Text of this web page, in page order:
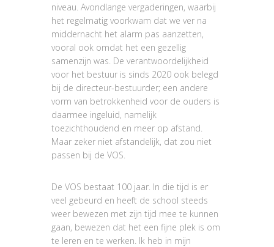
niveau. Avondlange vergaderingen, waarbij
het regelmatig voorkwam dat we ver na
middernacht het alarm pas aanzetten,
vooral ook omdat het een gezellig
samenzijn was. De verantwoordelijkheid
voor het bestuur is sinds 2020 ook belegd
bij de directeur-bestuurder; een andere
vorm van betrokkenheid voor de ouders is
daarmee ingeluid, namelijk
toezichthoudend en meer op afstand.
Maar zeker niet afstandelijk, dat zou niet
passen bij de VOS.
De VOS bestaat 100 jaar. In die tijd is er
veel gebeurd en heeft de school steeds
weer bewezen met zijn tijd mee te kunnen
gaan, bewezen dat het een fijne plek is om
te leren en te werken. Ik heb in mijn